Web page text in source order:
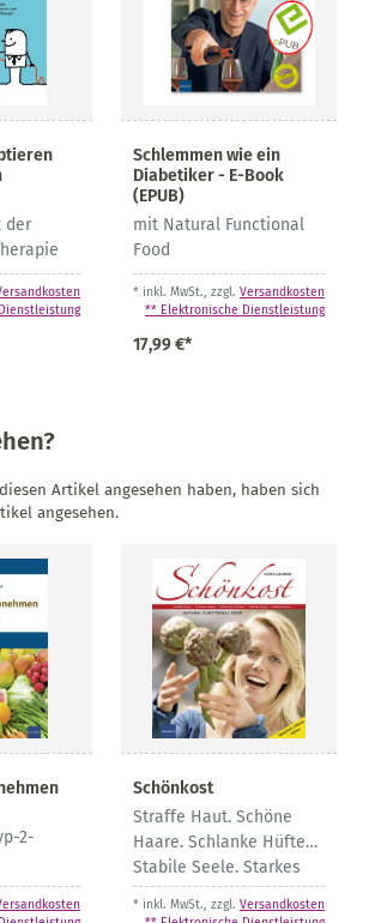
der
Schlemmen wie ein
Diabetiker - E-Book
(EPUB)
17,99 €*
mit Natural Functional
Food
* inkl. MwSt., zzgl. Versandkosten
** Elektronische Dienstleistung
Artikel angesehen haben, haben sich
angesehen.
2-
Schönkost
Straffe Haut. Schöne
Haare. Schlanke Hüften.
Stabile Seele. Starkes
Herz
* inkl. MwSt., zzgl. Versandkosten